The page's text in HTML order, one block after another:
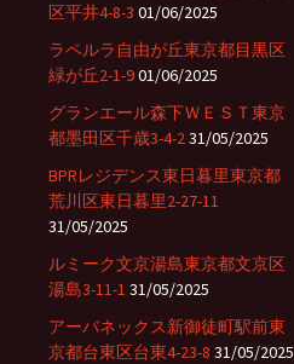
区平井4-8-3 01/06/2025
ラペルラ自由が丘東京都目黒区
緑が丘2-1-901/06/2025
グランエール森下ＷＥＳＴ東京
都墨田区千歳3-4-231/05/2025
BPRレジデンス東日暮里東京都
荒川区東日暮里2-27-11
31/05/2025
ルミーク文京湯島東京都文京区
湯島3-11-1 31/05/2025
アーバネックス新御徒町駅前東
京都台東区台東4-23-8 31/05/2025